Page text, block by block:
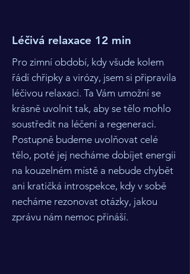
Léčivá relaxace 12 min
Pro zimní období, kdy všude kolem
řádí chřipky a virózy, jsem si připravila
léčivou relaxaci. Ta Vám umožní se
krásně uvolnit tak, aby se tělo mohlo
soustředit na léčení a regeneraci.
Postupně budeme uvolňovat celé
tělo, poté jej necháme dobíjet energii
na kouzelném místě a nebude chybět
ani kratičká introspekce, kdy v sobě
necháme rezonovat otázky, jakou
zprávu nám nemoc přináší.